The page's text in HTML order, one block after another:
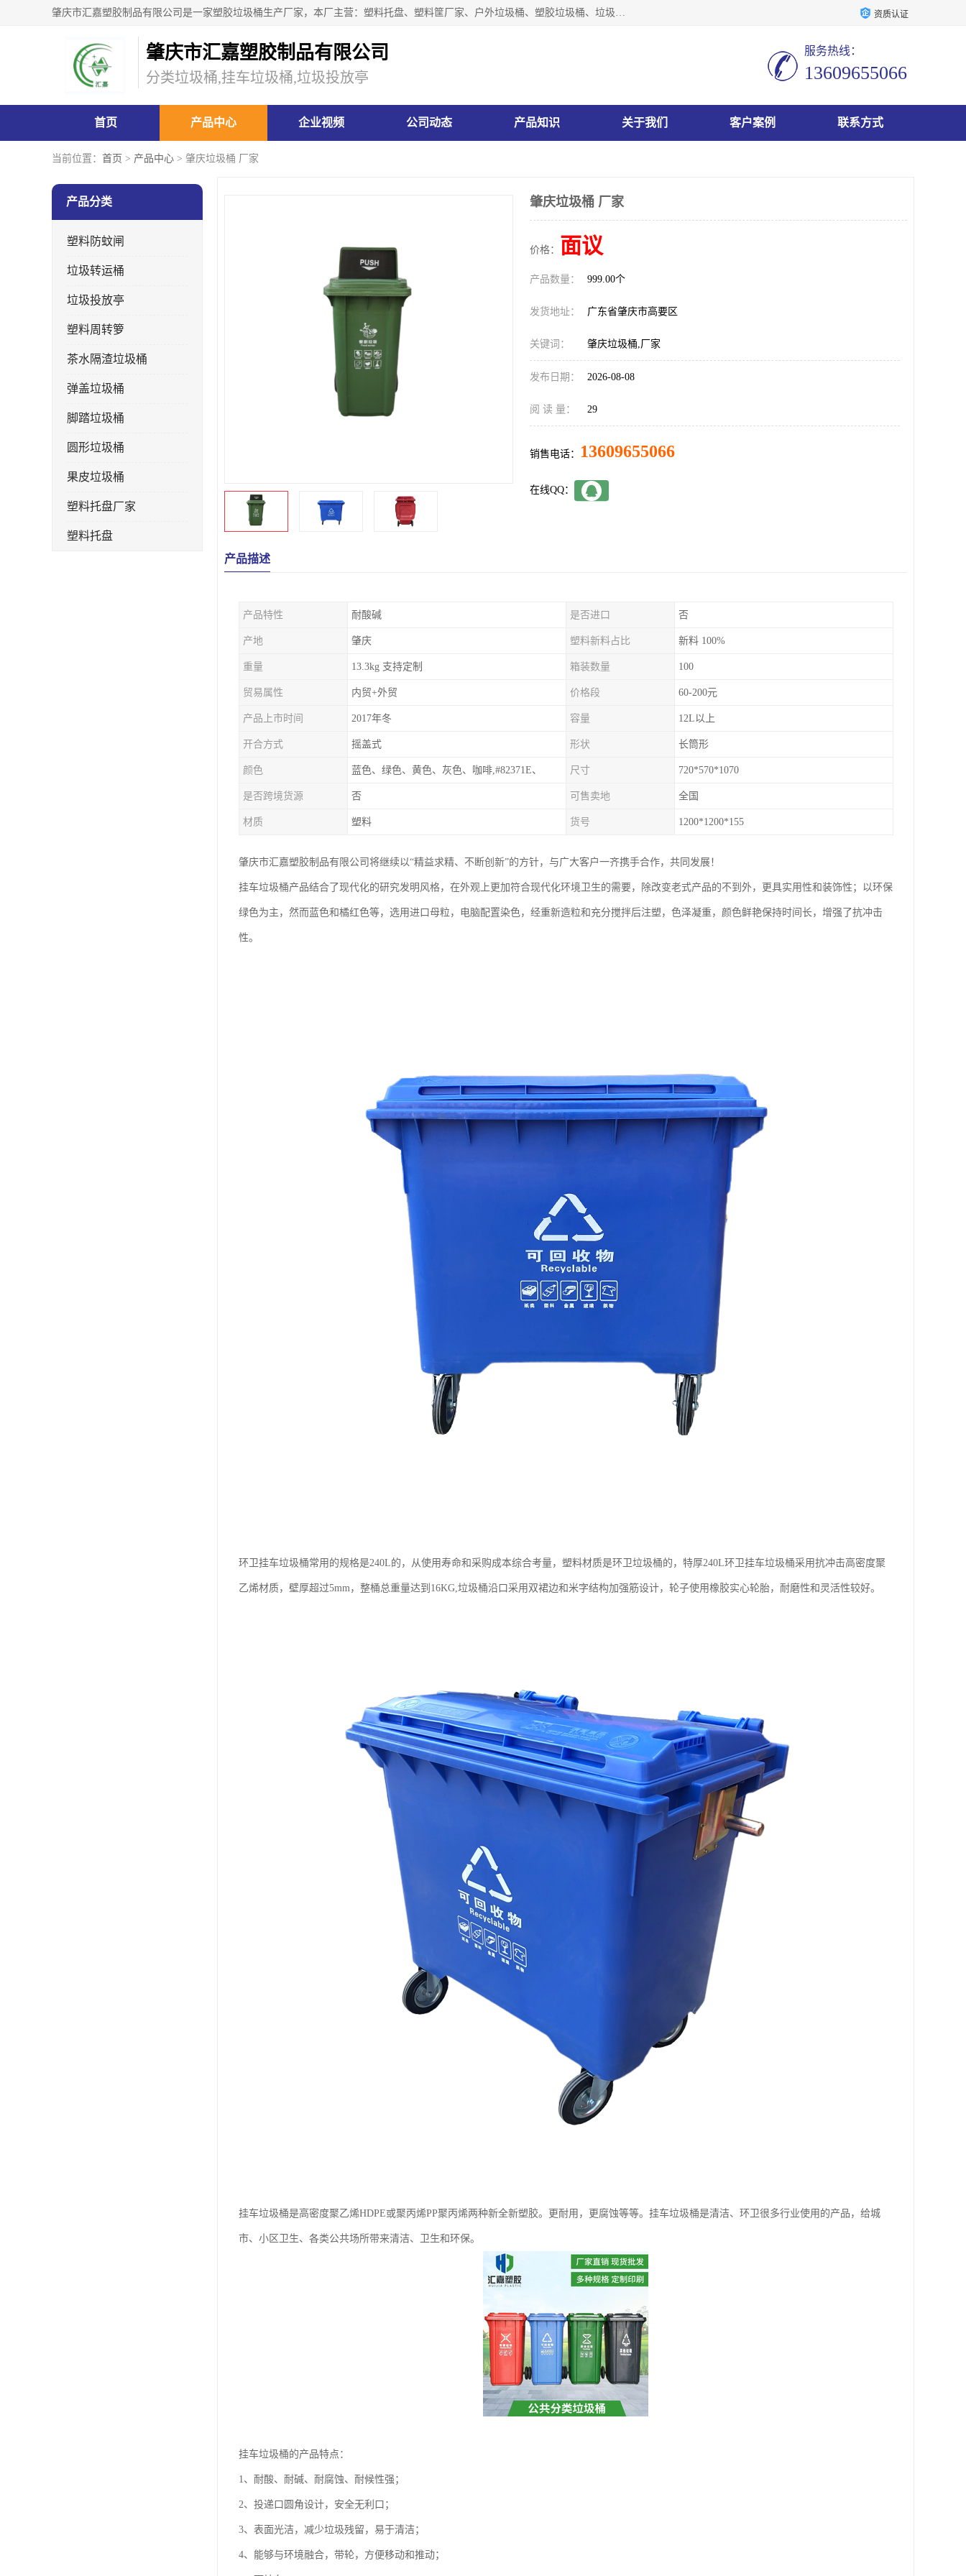
肇庆市汇嘉塑胶制品有限公司是一家塑胶垃圾桶生产厂家，本厂主营：塑料托盘、塑料筐厂家、户外垃圾桶、塑胶垃圾桶、垃圾桶等产品，深受广大客户的欢迎。公司拥有一支勇于、善于集思广益的生产队伍，实力雄厚的技术力量，一贯奉行“以人为本”的管理和服务理念。 资质认证
肇庆市汇嘉塑胶制品有限公司
分类垃圾桶,挂车垃圾桶,垃圾投放亭
服务热线：
13609655066
首页 产品中心 企业视频 公司动态 产品知识 关于我们 客户案例 联系方式
当前位置： 首页 > 产品中心 > 肇庆垃圾桶 厂家
产品分类
塑料防蚊闸
垃圾转运桶
垃圾投放亭
塑料周转箩
茶水隔渣垃圾桶
弹盖垃圾桶
脚踏垃圾桶
圆形垃圾桶
果皮垃圾桶
塑料托盘厂家
塑料托盘
肇庆垃圾桶 厂家
价格： 面议
产品数量： 999.00个
发货地址： 广东省肇庆市高要区
关键词： 肇庆垃圾桶,厂家
发布日期： 2026-08-08
阅 读 量： 29
销售电话： 13609655066
在线QQ：
产品描述
产品特性 耐酸碱 是否进口 否
产地 肇庆 塑料新料占比 新料 100%
重量 13.3kg 支持定制 箱装数量 100
贸易属性 内贸+外贸 价格段 60-200元
产品上市时间 2017年冬 容量 12L以上
开合方式 摇盖式 形状 长筒形
颜色 蓝色、绿色、黄色、灰色、咖啡,#82371E、 尺寸 720*570*1070
是否跨境货源 否 可售卖地 全国
材质 塑料 货号 1200*1200*155
肇庆市汇嘉塑胶制品有限公司将继续以“精益求精、不断创新”的方针，与广大客户一齐携手合作，共同发展！
挂车垃圾桶产品结合了现代化的研究发明风格，在外观上更加符合现代化环境卫生的需要，除改变老式产品的不到外，更具实用性和装饰性；以环保
绿色为主，然而蓝色和橘红色等，选用进口母粒，电脑配置染色，经重新造粒和充分搅拌后注塑，色泽凝重，颜色鲜艳保持时间长，增强了抗冲击
性。
环卫挂车垃圾桶常用的规格是240L的，从使用寿命和采购成本综合考量，塑料材质是环卫垃圾桶的，特厚240L环卫挂车垃圾桶采用抗冲击高密度聚
乙烯材质，壁厚超过5mm，整桶总重量达到16KG,垃圾桶沿口采用双裙边和米字结构加强筋设计，轮子使用橡胶实心轮胎，耐磨性和灵活性较好。
挂车垃圾桶是高密度聚乙烯HDPE或聚丙烯PP聚丙烯两种新全新塑胶。更耐用，更腐蚀等等。挂车垃圾桶是清洁、环卫很多行业使用的产品，给城
市、小区卫生、各类公共场所带来清洁、卫生和环保。
挂车垃圾桶的产品特点：
1、耐酸、耐碱、耐腐蚀、耐候性强；
2、投递口圆角设计，安全无利口；
3、表面光洁，减少垃圾残留，易于清洁；
4、能够与环境融合，带轮，方便移动和推动；